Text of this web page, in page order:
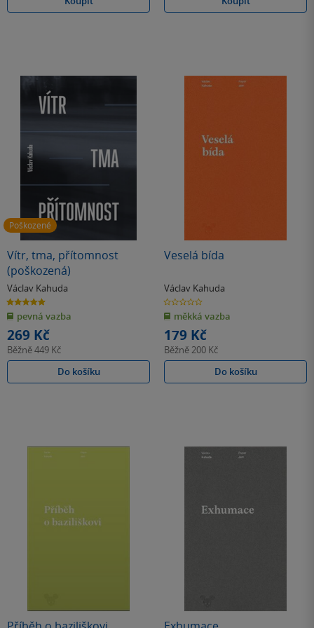
Poškozené
Vítr, tma, přítomnost
(poškozená)
Václav Kahuda
5.0
z
5
hvězdiček
pevná vazba
269 Kč
Běžně449 Kč
Do košíku
Veselá bída
Václav Kahuda
0.0
z
5
hvězdiček
měkká vazba
179 Kč
Běžně200 Kč
Do košíku